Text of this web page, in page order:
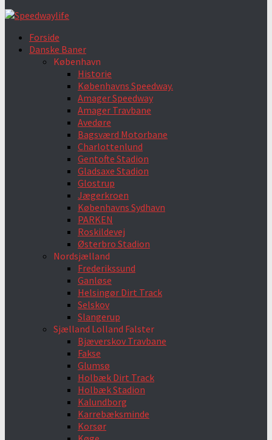
Forside
Danske Baner
København
Historie
Københavns Speedway.
Amager Speedway
Amager Travbane
Avedøre
Bagsværd Motorbane
Charlottenlund
Gentofte Stadion
Gladsaxe Stadion
Glostrup
Jægerkroen
Københavns Sydhavn
PARKEN
Roskildevej
Østerbro Stadion
Nordsjælland
Frederikssund
Ganløse
Helsingør Dirt Track
Selskov
Slangerup
Sjælland Lolland Falster
Bjæverskov Travbane
Fakse
Glumsø
Holbæk Dirt Track
Holbæk Stadion
Kalundborg
Karrebæksminde
Korsør